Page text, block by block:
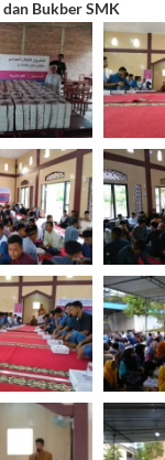
dan Bukber SMK